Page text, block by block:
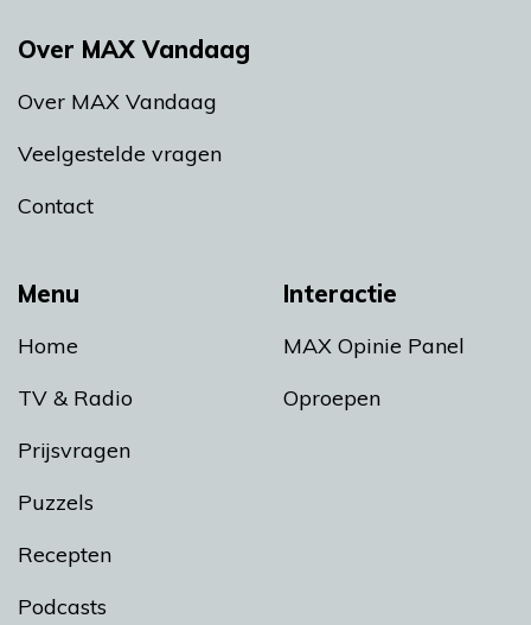
Menu
Home
TV & Radio
Prijsvragen
Puzzels
Recepten
Podcasts
Interactie
MAX Opinie Panel
Oproepen
Over MAX Vandaag
Over MAX Vandaag
Veelgestelde vragen
Contact